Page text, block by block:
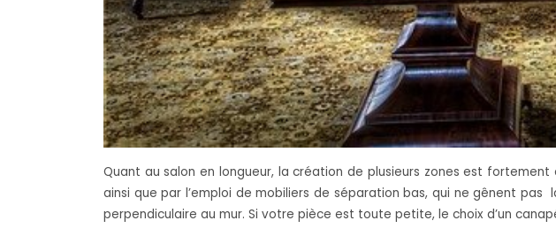
Quant au salon en longueur, la création de plusieurs zones est
ainsi que par l’emploi de mobiliers de séparation bas, qui ne gênent
perpendiculaire au mur. Si votre pièce est toute petite, le choix d’un